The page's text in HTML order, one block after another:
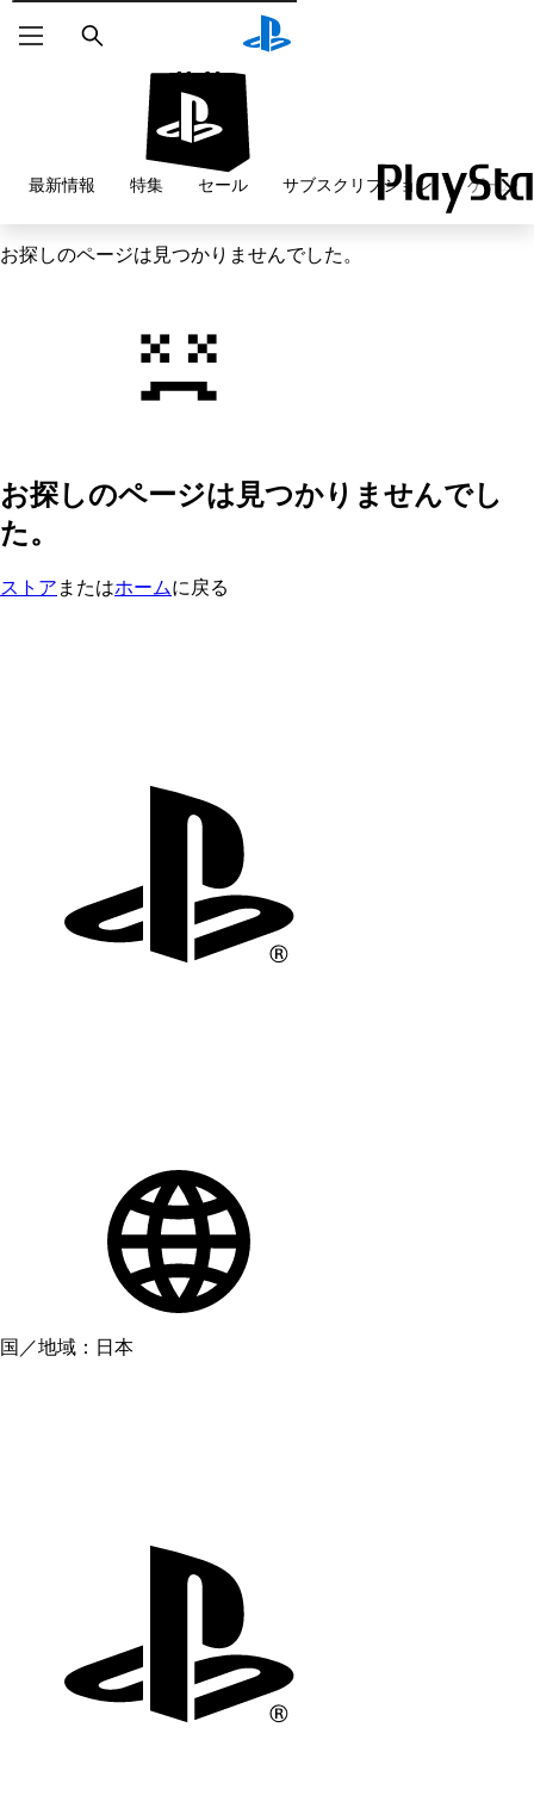
索
最新情報 特集 セール サブスクリプション ゲーム
お探しのページは見つかりませんでした。
お探しのページは見つかりませんでし
た。
ストア またはホームに戻る
国／地域：日本